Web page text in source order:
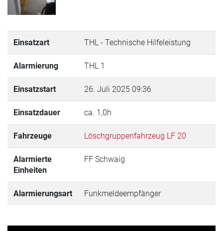
Einsatzart THL - Technische Hilfeleistung
Alarmierung THL 1
Einsatzstart 26. Juli 2025 09:36
Einsatzdauer ca. 1,0h
Fahrzeuge Löschgruppenfahrzeug LF 20
Alarmierte
Einheiten
FF Schwaig
Alarmierungsart Funkmeldeempfänger